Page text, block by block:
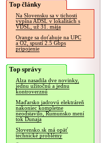
Top články
Na Slovensku sa v tichosti
vypína ADSL v lokalitách s
VDSL, už 31. mája
Orange sa doťahuje na UPC
a O2, spustí 2.5 Gbps
pripojenie
Top správy
Alza nasadila dve novinky,
jednu užitočnú a jednu
kontroverznú
Maďarsko jadrovú elektráreň
nakoniec kompletne
neodstavilo, Rumunsko mení
tok Dunaja
Slovensko.sk má opäť
technické problémy